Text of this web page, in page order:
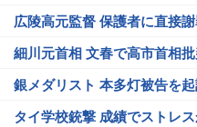
広陵高元監督 保護者に直接
細川元首相 文春で高市首相
銀メダリスト 本多灯被告を
タイ学校銃撃 成績でストレ